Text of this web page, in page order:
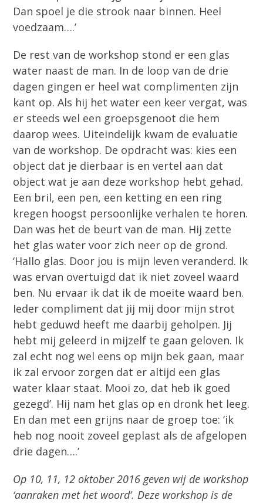
Dan spoel je die strook naar binnen. Heel
voedzaam….’
De rest van de workshop stond er een glas
water naast de man. In de loop van de drie
dagen gingen er heel wat complimenten zijn
kant op. Als hij het water een keer vergat, was
er steeds wel een groepsgenoot die hem
daarop wees. Uiteindelijk kwam de evaluatie
van de workshop. De opdracht was: kies een
object dat je dierbaar is en vertel aan dat
object wat je aan deze workshop hebt gehad.
Een bril, een pen, een ketting en een ring
kregen hoogst persoonlijke verhalen te horen.
Dan was het de beurt van de man. Hij zette
het glas water voor zich neer op de grond.
‘Hallo glas. Door jou is mijn leven veranderd. Ik
was ervan overtuigd dat ik niet zoveel waard
ben. Nu ervaar ik dat ik de moeite waard ben.
Ieder compliment dat jij mij door mijn strot
hebt geduwd heeft me daarbij geholpen. Jij
hebt mij geleerd in mijzelf te gaan geloven. Ik
zal echt nog wel eens op mijn bek gaan, maar
ik zal ervoor zorgen dat er altijd een glas
water klaar staat. Mooi zo, dat heb ik goed
gezegd’. Hij nam het glas op en dronk het leeg.
En dan met een grijns naar de groep toe: ‘ik
heb nog nooit zoveel geplast als de afgelopen
drie dagen….’
Op 10, 11, 12 oktober 2016 geven wij de workshop
‘aanraken met het woord’. Deze workshop is de